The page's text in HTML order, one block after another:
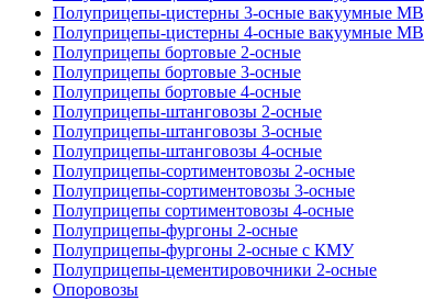
Полуприцепы-цистерны 3-осные вакуумные МВ
Полуприцепы-цистерны 4-осные вакуумные МВ
Полуприцепы бортовые 2-осные
Полуприцепы бортовые 3-осные
Полуприцепы бортовые 4-осные
Полуприцепы-штанговозы 2-осные
Полуприцепы-штанговозы 3-осные
Полуприцепы-штанговозы 4-осные
Полуприцепы-сортиментовозы 2-осные
Полуприцепы-сортиментовозы 3-осные
Полуприцепы сортиментовозы 4-осные
Полуприцепы-фургоны 2-осные
Полуприцепы-фургоны 2-осные с КМУ
Полуприцепы-цементировочники 2-осные
Опоровозы